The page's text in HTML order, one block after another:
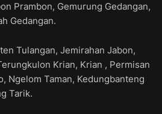
Prambon, Gemurung Gedangan,
Gedangan.
Tulangan, Jemirahan Jabon,
Krian, Krian , Permisan
Ngelom Taman, Kedungbanteng
Tarik.